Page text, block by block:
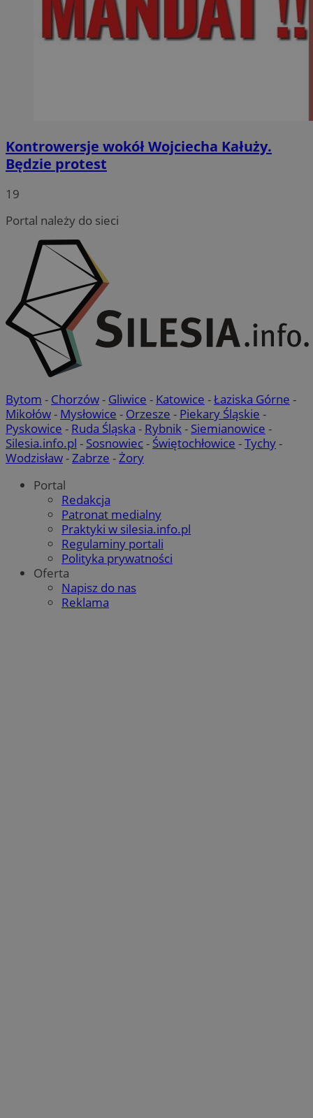
Kontrowersje wokół Wojciecha Kałuży.
Będzie protest
19
Portal należy do sieci
Bytom - Chorzów- Gliwice - Katowice -Łaziska Górne -
Mikołów- Mysłowice - Orzesze - Piekary Śląskie -
Pyskowice - Ruda Śląska - Rybnik- Siemianowice -
Silesia.info.pl - Sosnowiec- Świętochłowice -Tychy-
Wodzisław-Zabrze -Żory
Portal
Redakcja
Patronat medialny
Praktyki w silesia.info.pl
Regulaminy portali
Polityka prywatności
Oferta
Napisz do nas
Reklama